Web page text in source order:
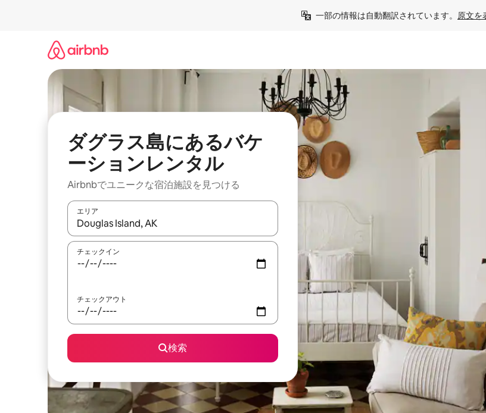
一部の情報は自動翻訳されています。 原文を
ダグラス島にあるバケ
ーションレンタル
Airbnbでユニークな宿泊施設を見つける
エリア
検索結果が表示されたら、上下の矢印キーを使って移動するか、画面をタッチまたはスワイプして検索結果を
チェックイン
チェックアウト
検索